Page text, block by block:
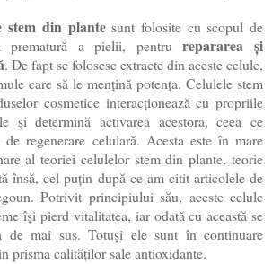
stem din plantesunt folosite cu scopul de
prematură a pielii, pentrurepararea și
. De fapt se folosesc extracte din aceste celule,
care să le mențină potența. Celulele stem
cosmetice interacționează cu propriile
și determină activarea acestora, ceea ce
de regenerare celulară. Acesta este în mare
al teoriei celulelor stem din plante, teorie
însă, cel puțin după ce am citit articolele de
Potrivit principiului său, aceste celule
își pierd vitalitatea, iar odată cu această se
de mai sus. Totuși ele sunt în continuare
prisma calităților sale antioxidante.